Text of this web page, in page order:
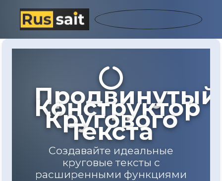
Продвинутый
Конструктор
Кругового
Текста
Создавайте идеальные
круговые тексты с
расширенными функциями